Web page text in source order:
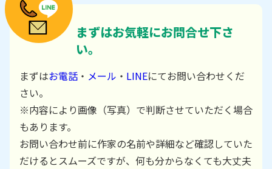
まずはお気軽にお問合せ下さ
い。
まずはお電話 ・ メール ・ LINEにてお問い合わせくだ
さい。
※内容により画像（写真）で判断させていただく場合
もあります。
お問い合わせ前に作家の名前や詳細など確認していた
だけるとスムーズですが、何も分からなくても大丈夫